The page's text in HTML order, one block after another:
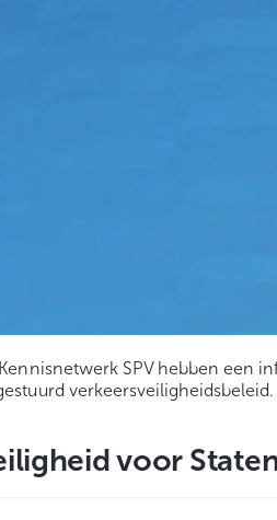
SPV hebben
verkeersveiligheidsbeleid.
voor